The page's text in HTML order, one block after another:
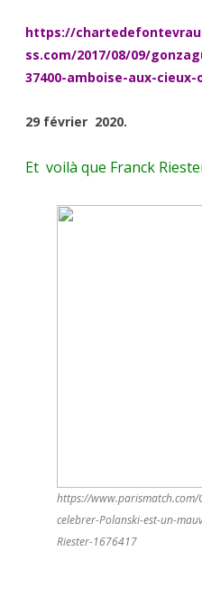
https://
ss.com/2017/08/09/
37400-amboise-aux-
29 février 2020.
Et voilà que Franck
https://www.parismatch.com/
celebrer-Polanski-est-un-
Riester-1676417